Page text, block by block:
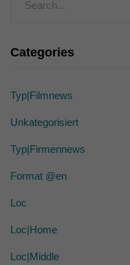
Categories
Typ|Filmnews
Unkategorisiert
Typ|Firmennews
Format @en
Loc
Loc|Home
Loc|Middle